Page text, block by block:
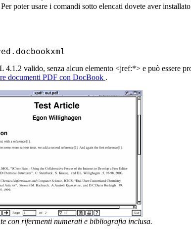
poter usare i comandi sotto elencati dovete aver
valido, senza alcun elemento <jref:*> e può essere
documenti PDF con DocBook .
con rifermenti numerati e bibliografia inclusa.